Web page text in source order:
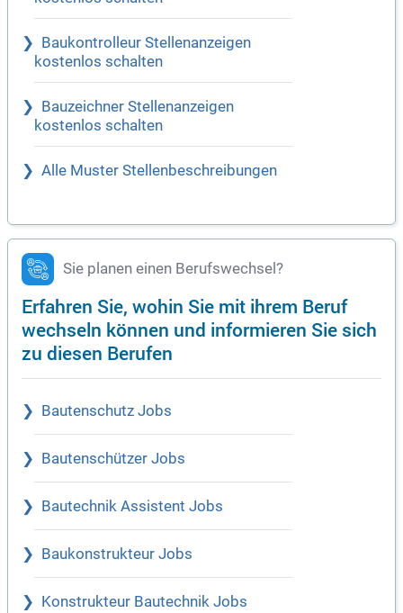
Baukontrolleur Stellenanzeigen
kostenlos schalten
Bauzeichner Stellenanzeigen
kostenlos schalten
Alle Muster Stellenbeschreibungen
Sie planen einen Berufswechsel?
Erfahren Sie, wohin Sie mit ihrem Beruf
wechseln können und informieren Sie sich
zu diesen Berufen
Bautenschutz Jobs
Bautenschützer Jobs
Bautechnik Assistent Jobs
Baukonstrukteur Jobs
Konstrukteur Bautechnik Jobs